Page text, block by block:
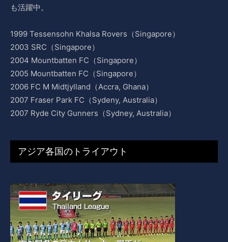
も活躍中。
1999 Tessensohn Khalsa Rovers（Singapore）
2003 SRC（Singapore）
2004 Mountbatten FC（Singapore）
2005 Mountbatten FC（Singapore）
2006 FC M Midtjylland（Accra, Ghana）
2007 Fraser Park FC（Sydeny, Australia）
2007 Ryde City Gunners（Sydney, Australia）
アジア各国のトライアウト